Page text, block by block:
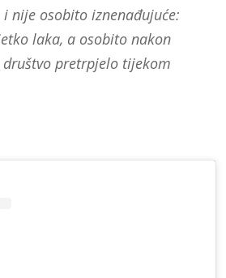
nije osobito iznenađujuće:
laka, a osobito nakon
pretrpjelo tijekom